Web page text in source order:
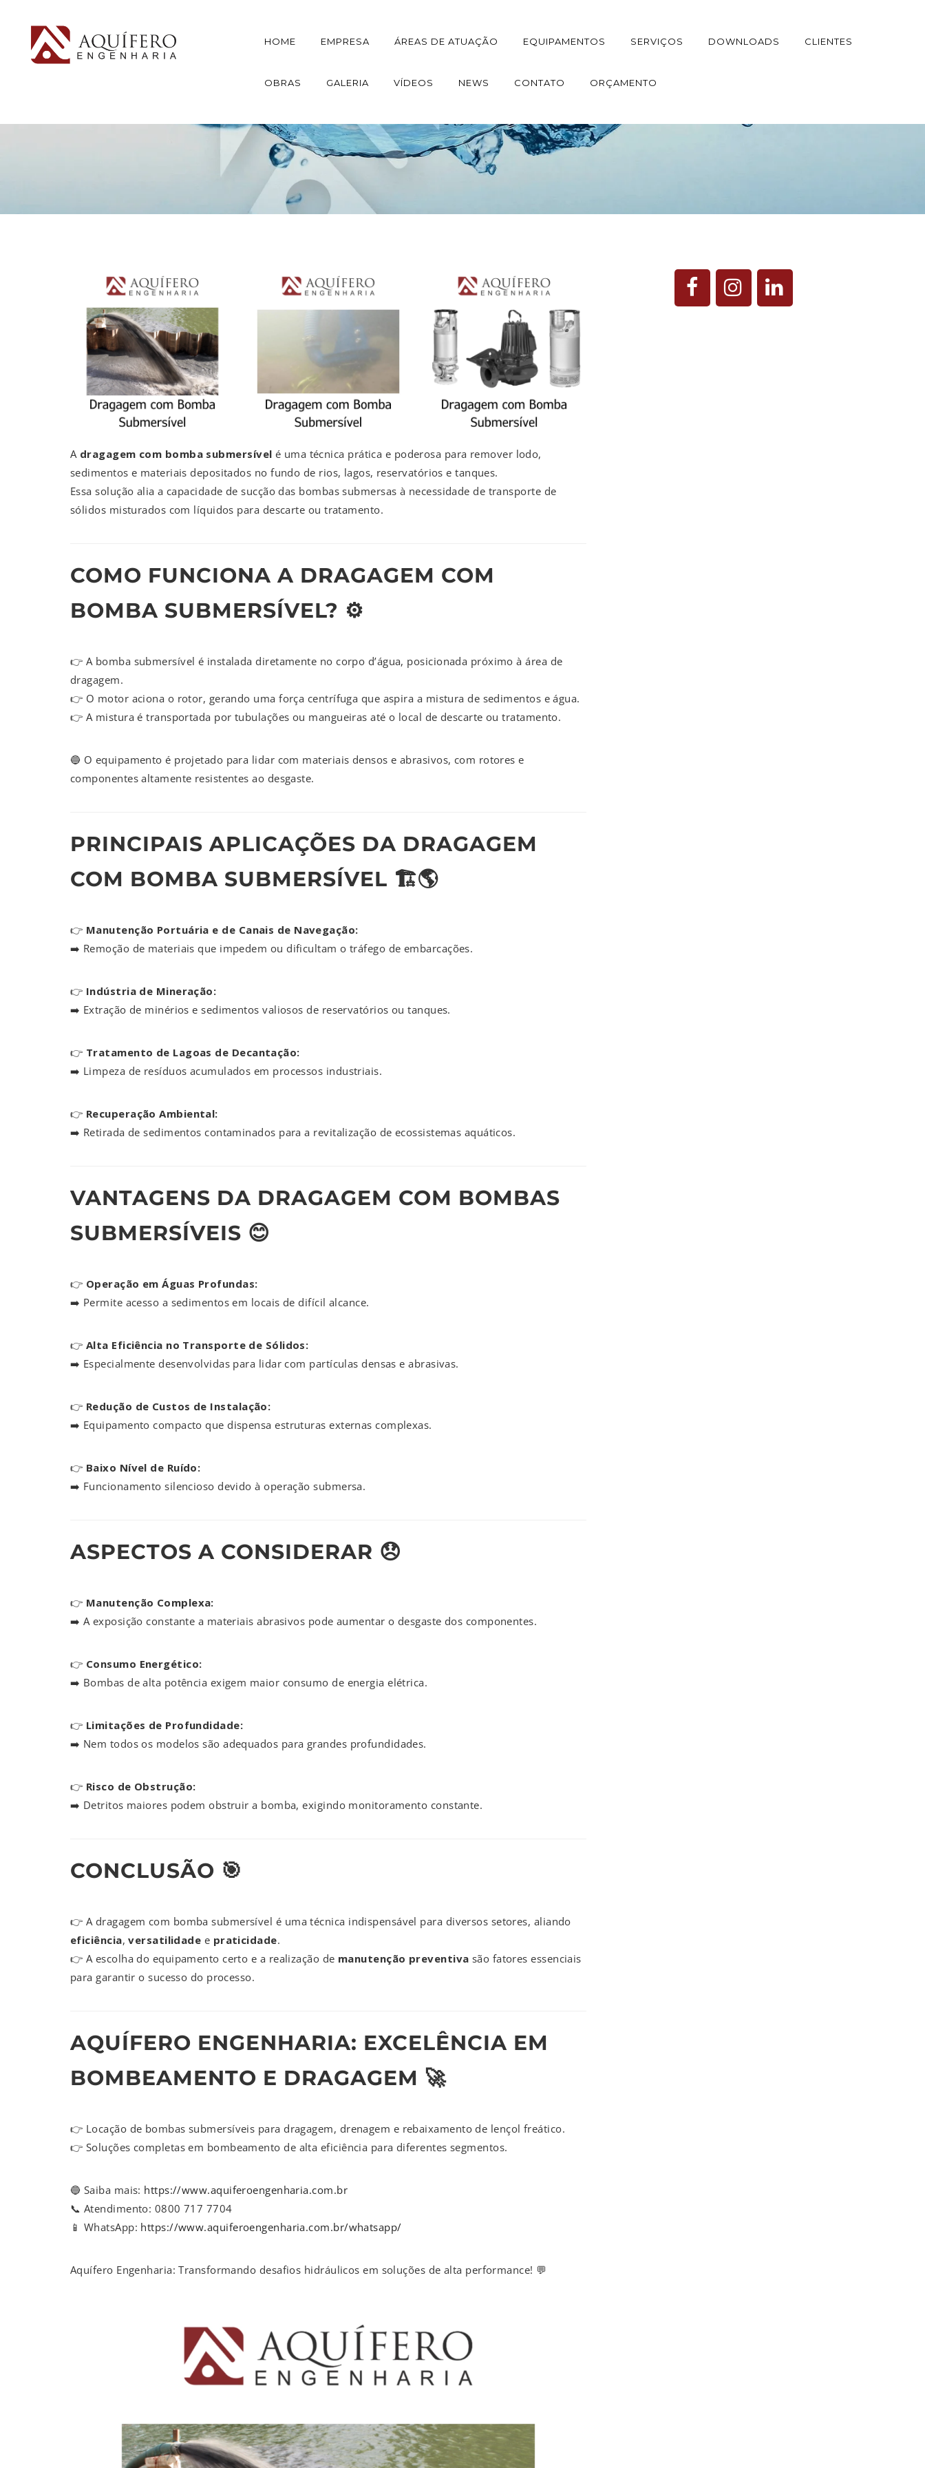
HOME EMPRESA ÁREAS DE ATUAÇÃO EQUIPAMENTOS SERVIÇOS DOWNLOADS CLIENTES
OBRAS GALERIA VÍDEOS NEWS CONTATO ORÇAMENTO
A dragagem com bomba submersível é uma técnica prática e poderosa para remover lodo,
sedimentos e materiais depositados no fundo de rios, lagos, reservatórios e tanques.
Essa solução alia a capacidade de sucção das bombas submersas à necessidade de transporte de
sólidos misturados com líquidos para descarte ou tratamento.
COMO FUNCIONA A DRAGAGEM COM
BOMBA SUBMERSÍVEL? ⚙️
👉 A bomba submersível é instalada diretamente no corpo d’água, posicionada próximo à área de
dragagem.
👉 O motor aciona o rotor, gerando uma força centrífuga que aspira a mistura de sedimentos e água.
👉 A mistura é transportada por tubulações ou mangueiras até o local de descarte ou tratamento.
🔵 O equipamento é projetado para lidar com materiais densos e abrasivos, com rotores e
componentes altamente resistentes ao desgaste.
PRINCIPAIS APLICAÇÕES DA DRAGAGEM
COM BOMBA SUBMERSÍVEL 🏗️🌎
👉 Manutenção Portuária e de Canais de Navegação:
➡️ Remoção de materiais que impedem ou dificultam o tráfego de embarcações.
👉 Indústria de Mineração:
➡️ Extração de minérios e sedimentos valiosos de reservatórios ou tanques.
👉 Tratamento de Lagoas de Decantação:
➡️ Limpeza de resíduos acumulados em processos industriais.
👉 Recuperação Ambiental:
➡️ Retirada de sedimentos contaminados para a revitalização de ecossistemas aquáticos.
VANTAGENS DA DRAGAGEM COM BOMBAS
SUBMERSÍVEIS 😊
👉 Operação em Águas Profundas:
➡️ Permite acesso a sedimentos em locais de difícil alcance.
👉 Alta Eficiência no Transporte de Sólidos:
➡️ Especialmente desenvolvidas para lidar com partículas densas e abrasivas.
👉 Redução de Custos de Instalação:
➡️ Equipamento compacto que dispensa estruturas externas complexas.
👉 Baixo Nível de Ruído:
➡️ Funcionamento silencioso devido à operação submersa.
ASPECTOS A CONSIDERAR 😞
👉 Manutenção Complexa:
➡️ A exposição constante a materiais abrasivos pode aumentar o desgaste dos componentes.
👉 Consumo Energético:
➡️ Bombas de alta potência exigem maior consumo de energia elétrica.
👉 Limitações de Profundidade:
➡️ Nem todos os modelos são adequados para grandes profundidades.
👉 Risco de Obstrução:
➡️ Detritos maiores podem obstruir a bomba, exigindo monitoramento constante.
CONCLUSÃO 🎯
👉 A dragagem com bomba submersível é uma técnica indispensável para diversos setores, aliando
eficiência,versatilidade e praticidade.
👉 A escolha do equipamento certo e a realização de manutenção preventiva são fatores essenciais
para garantir o sucesso do processo.
AQUÍFERO ENGENHARIA: EXCELÊNCIA EM
BOMBEAMENTO E DRAGAGEM 🚀
👉 Locação de bombas submersíveis para dragagem, drenagem e rebaixamento de lençol freático.
👉 Soluções completas em bombeamento de alta eficiência para diferentes segmentos.
🔵 Saiba mais: https://www.aquiferoengenharia.com.br
📞 Atendimento: 0800 717 7704
📱 WhatsApp: https://www.aquiferoengenharia.com.br/whatsapp/
Aquífero Engenharia: Transformando desafios hidráulicos em soluções de alta performance! 💬